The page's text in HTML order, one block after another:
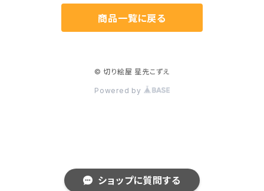
ショップに質問する
商品一覧に戻る
© 切り絵屋 星先こずえ
Powered by